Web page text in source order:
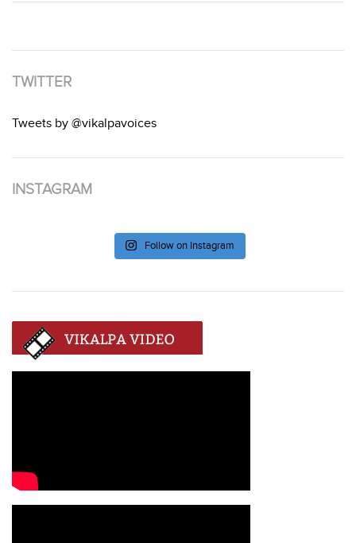
TWITTER
Tweets by @vikalpavoices
INSTAGRAM
Follow on Instagram